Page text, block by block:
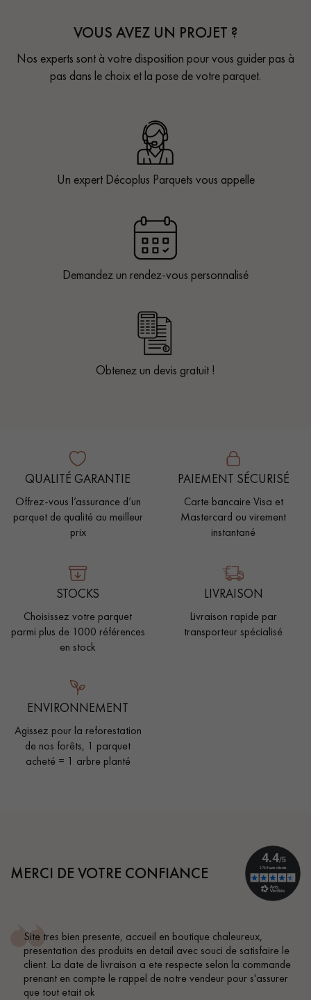
VOUS AVEZ UN PROJET ?
Nos experts sont à votre disposition pour vous guider pas à
pas dans le choix et la pose de votre parquet.
Un expert Décoplus Parquets vous appelle
Demandez un rendez-vous personnalisé
Obtenez un devis gratuit !
QUALITÉ GARANTIE
Offrez-vous l’assurance d’un
parquet de qualité au meilleur
prix
PAIEMENT SÉCURISÉ
Carte bancaire Visa et
Mastercard ou virement
instantané
STOCKS
Choisissez votre parquet
parmi plus de 1000 références
en stock
LIVRAISON
Livraison rapide par
transporteur spécialisé
ENVIRONNEMENT
Agissez pour la reforestation
de nos forêts, 1 parquet
acheté = 1 arbre planté
MERCI DE VOTRE CONFIANCE
Site tres bien presente, accueil en boutique chaleureux,
presentation des produits en detail avec souci de satisfaire le
client. La date de livraison a ete respecte selon la commande
prenant en compte le rappel de notre vendeur pour s'assurer
que tout etait ok